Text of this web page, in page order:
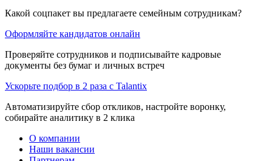
Какой соцпакет вы предлагаете семейным сотрудникам?
Оформляйте кандидатов онлайн
Проверяйте сотрудников и подписывайте кадровые
документы без бумаг и личных встреч
Ускорьте подбор в 2 раза с Talantix
Автоматизируйте сбор откликов, настройте воронку,
собирайте аналитику в 2 клика
О компании
Наши вакансии